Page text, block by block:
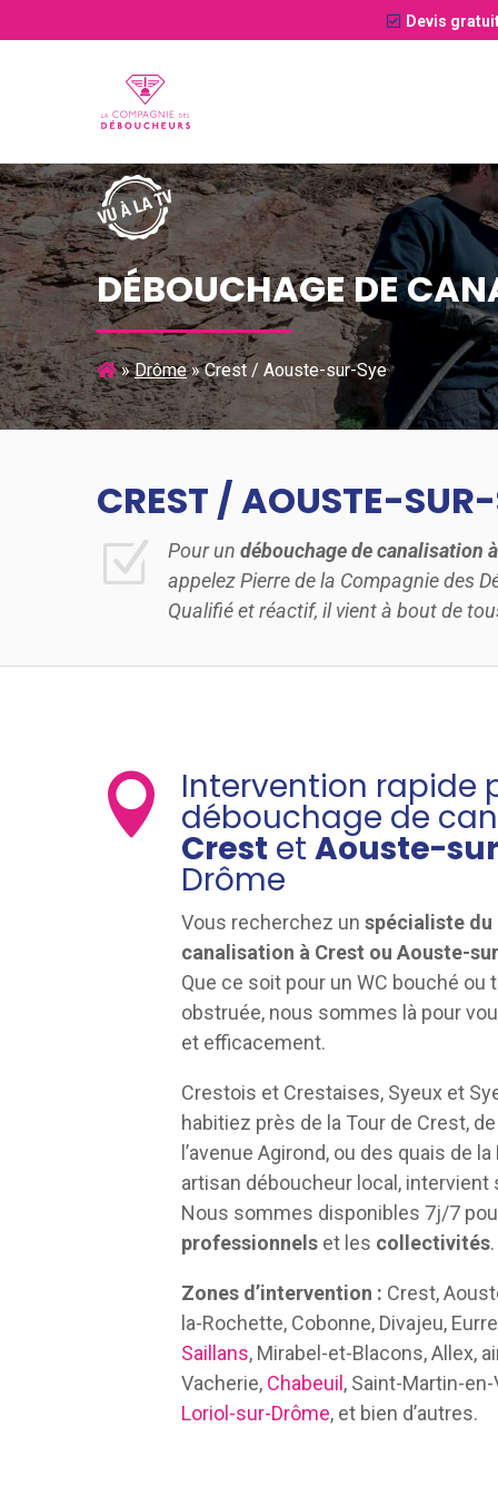
Devis
DÉBOUCHAGE DE
»Drôme»Crest / Aouste-sur-Sye
CREST / AOUSTE-
Z Pour un débouchage de canalisation
appelez Pierre de la Compagnie des
Qualifié et réactif, il vient à bout de
 Intervention rapide
débouchage de
Crest etAouste-
Drôme
Vous recherchez unspécialiste du
canalisation à Crest ou Aouste-
Que ce soit pour un WC bouché ou
obstruée, nous sommes là pour
et efficacement.
Crestois et Crestaises, Syeux et
habitiez près de la Tour de Crest,
l’avenue Agirond, ou des quais de
artisan déboucheur local,
Nous sommes disponibles 7j/7
professionnels et les collectivités.
Zones d’intervention : Crest,
la-Rochette, Cobonne, Divajeu,
Saillans, Mirabel-et-Blacons, Allex,
Vacherie, Chabeuil , Saint-Martin-
Loriol-sur-Drôme, et bien d’autres.